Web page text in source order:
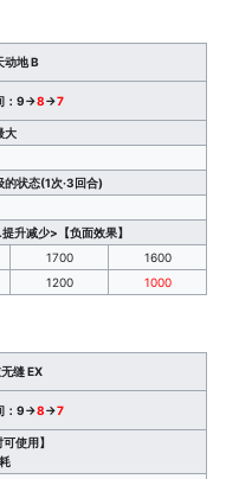
动地 B
：9→8→7
大
状态(1次·3回合)
升减少>【负面效果】
1700
1600
1200 1000
缝 EX
：9→8→7
使用】